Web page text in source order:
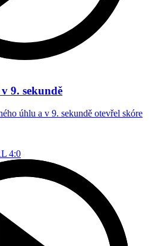
9. sekundě
úhlu a v 9. sekundě otevřel skóre